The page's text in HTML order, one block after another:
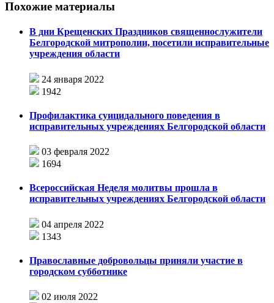
Похожие материалы
В дни Крещенских Праздников священнослужители
Белгородской митрополии, посетили исправительные
учреждения области
24 января 2022
1942
Профилактика суицидального поведения в
исправительных учреждениях Белгородской области
03 февраля 2022
1694
Всероссийская Неделя молитвы прошла в
исправительных учреждениях Белгородской области
04 апреля 2022
1343
Православные добровольцы приняли участие в
городском субботнике
02 июля 2022